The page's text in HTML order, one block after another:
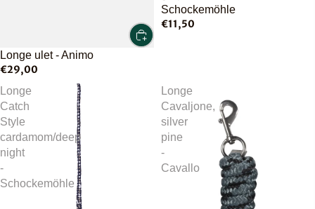
Longe ulet - Animo
€29,00
Schockemöhle
€11,50
Longe
Catch
Style
cardamom/deep
night
-
Schockemöhle
Longe
Cavaljone,
silver
pine
-
Cavallo